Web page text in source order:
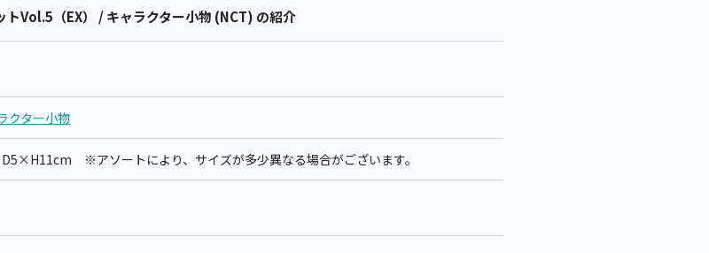
トVol.5（EX） / キャラクター小物 (NCT) の紹介
クター小物
※アソートにより、サイズが多少異なる場合がございます。